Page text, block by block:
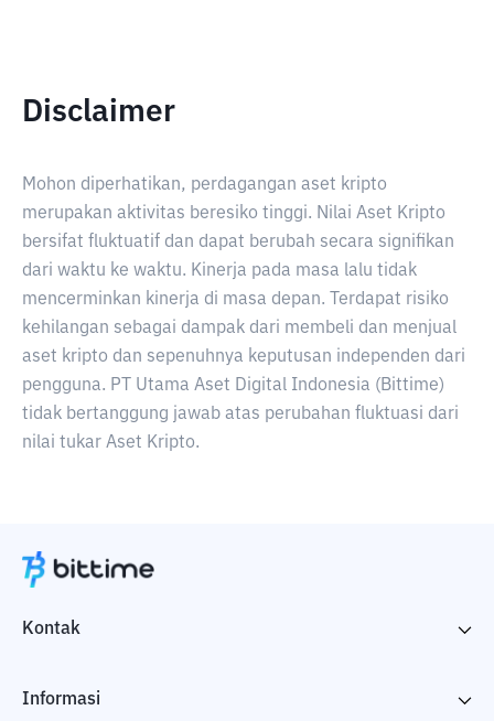
Disclaimer
Mohon diperhatikan, perdagangan aset kripto
merupakan aktivitas beresiko tinggi. Nilai Aset Kripto
bersifat fluktuatif dan dapat berubah secara signifikan
dari waktu ke waktu. Kinerja pada masa lalu tidak
mencerminkan kinerja di masa depan. Terdapat risiko
kehilangan sebagai dampak dari membeli dan menjual
aset kripto dan sepenuhnya keputusan independen dari
pengguna. PT Utama Aset Digital Indonesia (Bittime)
tidak bertanggung jawab atas perubahan fluktuasi dari
nilai tukar Aset Kripto.
Kontak
Informasi